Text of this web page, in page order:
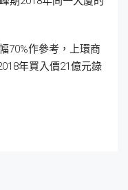
70%作參考，上環商
年買入價21億元錄